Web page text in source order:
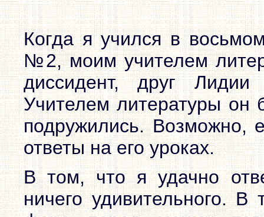
Когда я учился в
№2, моим учителем
диссидент, друг
Учителем литературы
подружились. Возможно,
ответы на его уроках.
В том, что я удачно
ничего удивительного.